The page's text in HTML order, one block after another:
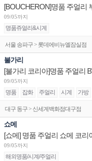
09/05까지
명품쥬얼리&시계
서울 송파구 > 롯데에비뉴엘잠실점
불가리
09/05까지
명품 잡화 주얼리 시계 가방
대구 동구 > 신세계백화점대구점
쇼메
[쇼메] 명품 주얼리 쇼메 코
09/05까지
해외명품/시계/주얼리